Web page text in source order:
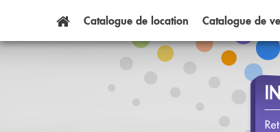
Catalogue de location Catalogue de